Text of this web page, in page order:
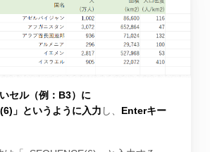
セル（例：B3）に
」というように入力 し、 Enterキー